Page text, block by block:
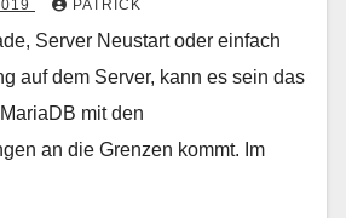
PATRICK
Server Neustart oder einfach
auf dem Server, kann es sein das
mit den
an die Grenzen kommt. Im